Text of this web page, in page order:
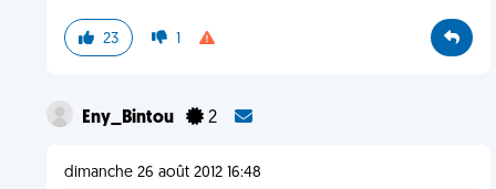
23 1
Eny_Bintou 2
dimanche 26 août 2012 16:48